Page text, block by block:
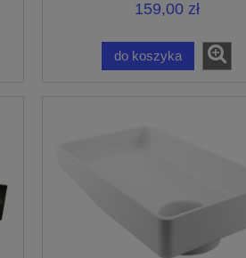
159,00 zł
do koszyka